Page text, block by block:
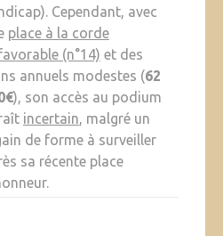
Cependant, avec
place à la corde
(n°14) et des
annuels modestes (62
), son accès au podium
incertain, malgré un
de forme à surveiller
sa récente place